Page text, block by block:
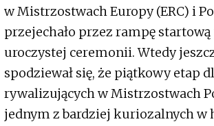
w Mistrzostwach Europy (ERC) i
przejechało przez rampę startową
uroczystej ceremonii. Wtedy
spodziewał się, że piątkowy etap
rywalizujących w Mistrzostwach
jednym z bardziej kuriozalnych w